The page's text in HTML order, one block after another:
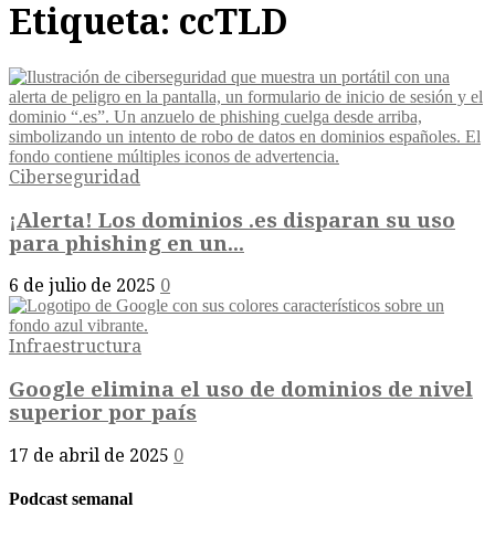
Etiqueta: ccTLD
Ciberseguridad
¡Alerta! Los dominios .es disparan su uso
para phishing en un...
6 de julio de 2025 0
Infraestructura
Google elimina el uso de dominios de nivel
superior por país
17 de abril de 2025 0
Podcast semanal